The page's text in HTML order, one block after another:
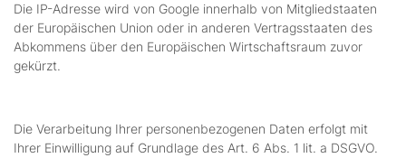
Die IP-Adresse wird von Google innerhalb von Mitgliedstaaten
der Europäischen Union oder in anderen Vertragsstaaten des
Abkommens über den Europäischen Wirtschaftsraum zuvor
gekürzt.
Die Verarbeitung Ihrer personenbezogenen Daten erfolgt mit
Ihrer Einwilligung auf Grundlage des Art. 6 Abs. 1 lit. a DSGVO.